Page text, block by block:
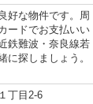
好な物件です。周
ードでお支払いい
鉄難波・奈良線若
探しましょう。
丁目2-6